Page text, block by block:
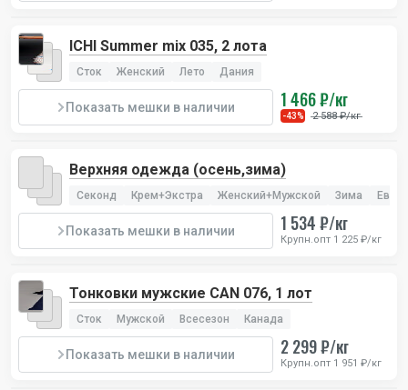
ICHI Summer mix 035, 2 лота
Сток Женский Лето Дания
Показать мешки в наличии 1 466 ₽/кг
-43% 2 588 ₽/кг
Верхняя одежда (осень,зима)
Секонд Крем+Экстра Женский+Мужской Зима
Показать мешки в наличии 1 534 ₽/кг
Крупн.опт 1 225 ₽/кг
Тонковки мужские CAN 076, 1 лот
Сток Мужской Всесезон Канада
Показать мешки в наличии 2 299 ₽/кг
Крупн.опт 1 951 ₽/кг